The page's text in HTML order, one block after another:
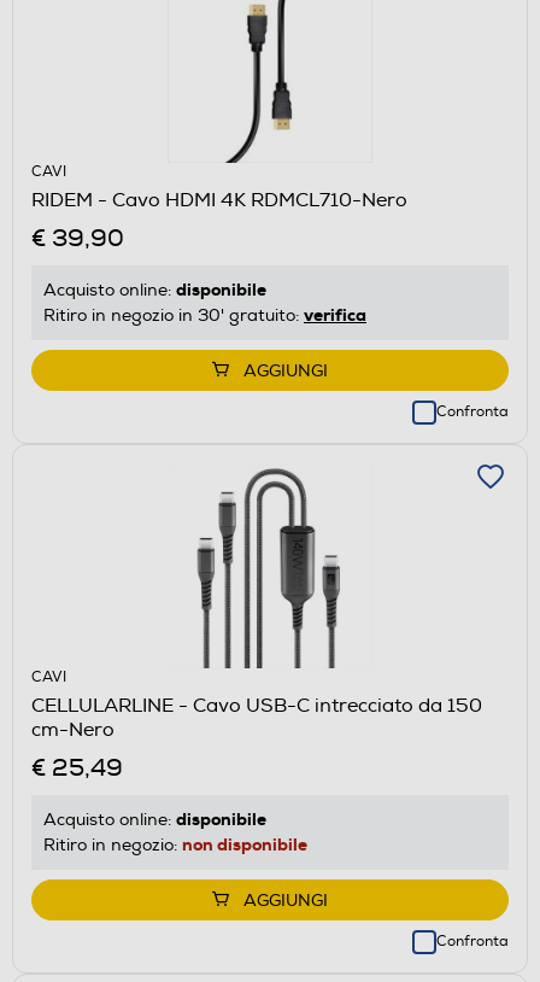
CAVI
RIDEM - Cavo HDMI 4K RDMCL710-Nero
€ 39,90
Acquisto online: disponibile
Ritiro in negozio in 30' gratuito: verifica
AGGIUNGI
Confronta
CAVI
CELLULARLINE - Cavo USB-C intrecciato da 150
cm-Nero
€ 25,49
Acquisto online: disponibile
Ritiro in negozio: non disponibile
AGGIUNGI
Confronta